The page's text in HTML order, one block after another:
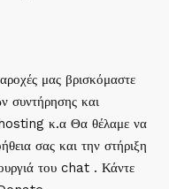
μας βρισκόμαστε
συντήρησης και
hosting κ.α Θα θέλαμε να
σας και την στήριξη
του chat . Κάντε